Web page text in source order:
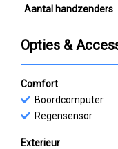
Aantal handzenders
Opties &
Comfort
Boordcomputer
Regensensor
Exterieur